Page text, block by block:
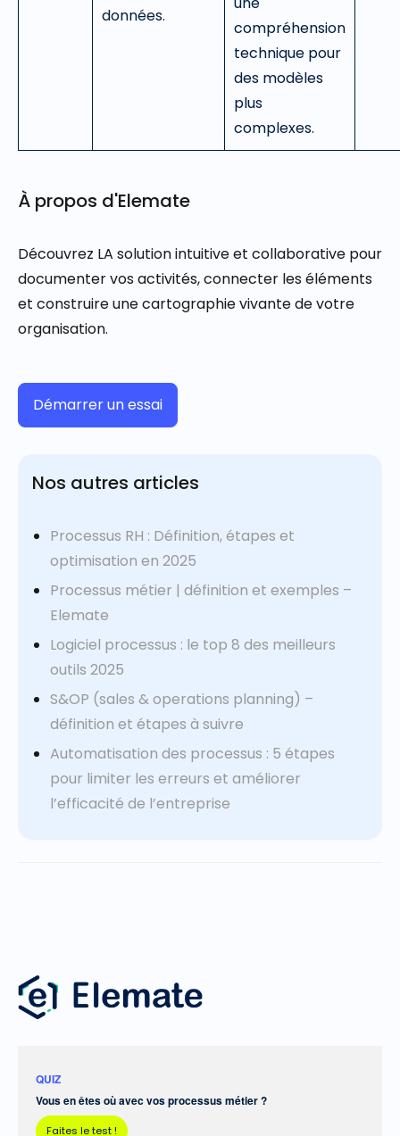
données.
compréhension
technique pour
des modèles
plus
complexes.
À propos d'Elemate
Découvrez LA solution intuitive et collaborative pour
documenter vos activités, connecter les éléments
et construire une cartographie vivante de votre
organisation.
Démarrer un essai
Nos autres articles
Processus RH : Définition, étapes et
optimisation en 2025
Processus métier | définition et exemples –
Elemate
Logiciel processus : le top 8 des meilleurs
outils 2025
S&OP (sales & operations planning) –
définition et étapes à suivre
Automatisation des processus : 5 étapes
pour limiter les erreurs et améliorer
l’efficacité de l’entreprise
QUIZ
Vous en êtes où avec vos processus métier ?
Faites le test !